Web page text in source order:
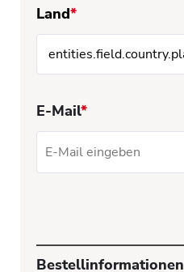
Land*
E-Mail*
Bestellinformationen